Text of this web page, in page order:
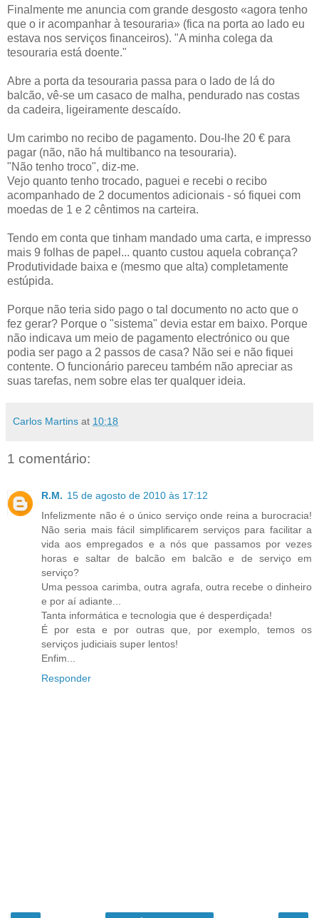
Finalmente me anuncia com grande desgosto «agora tenho
que o ir acompanhar à tesouraria» (fica na porta ao lado eu
estava nos serviços financeiros). "A minha colega da
tesouraria está doente."
Abre a porta da tesouraria passa para o lado de lá do
balcão, vê-se um casaco de malha, pendurado nas costas
da cadeira, ligeiramente descaído.
Um carimbo no recibo de pagamento. Dou-lhe 20 € para
pagar (não, não há multibanco na tesouraria).
"Não tenho troco", diz-me.
Vejo quanto tenho trocado, paguei e recebi o recibo
acompanhado de 2 documentos adicionais - só fiquei com
moedas de 1 e 2 cêntimos na carteira.
Tendo em conta que tinham mandado uma carta, e impresso
mais 9 folhas de papel... quanto custou aquela cobrança?
Produtividade baixa e (mesmo que alta) completamente
estúpida.
Porque não teria sido pago o tal documento no acto que o
fez gerar? Porque o "sistema" devia estar em baixo. Porque
não indicava um meio de pagamento electrónico ou que
podia ser pago a 2 passos de casa? Não sei e não fiquei
contente. O funcionário pareceu também não apreciar as
suas tarefas, nem sobre elas ter qualquer ideia.
Carlos Martins at 10:18
1 comentário:
R.M. 15 de agosto de 2010 às 17:12
Infelizmente não é o único serviço onde reina a burocracia!
Não seria mais fácil simplificarem serviços para facilitar a
vida aos empregados e a nós que passamos por vezes
horas e saltar de balcão em balcão e de serviço em
serviço?
Uma pessoa carimba, outra agrafa, outra recebe o dinheiro
e por aí adiante...
Tanta informática e tecnologia que é desperdiçada!
É por esta e por outras que, por exemplo, temos os
serviços judiciais super lentos!
Enfim...
Responder